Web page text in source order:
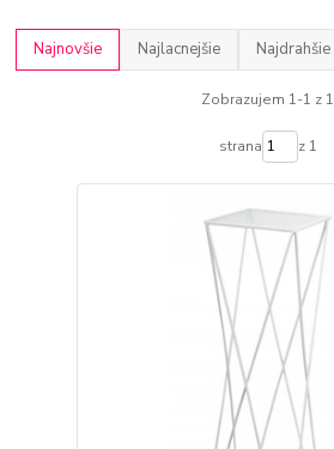
Najnovšie Najlacnejšie Najdrahšie
Zobrazujem 1-1 z 1
strana z 1